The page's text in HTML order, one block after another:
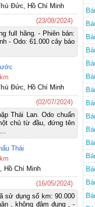
Đức, Hồ Chí Minh
(23/08/2024)
full hãng. - Phiên bản:
- Odo: 61.000 cây bảo
Đức, Hồ Chí Minh
(02/07/2024)
Thái Lan. Odo chuẩn
chủ từ đầu, đứng tên
Thái
, Hồ Chí Minh
(16/05/2024)
sử dụng số km: 90.000
, không đâm đụng , -
cũ
ở